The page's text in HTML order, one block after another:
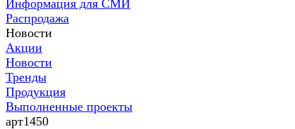
Информация для СМИ
Распродажа
Новости
Акции
Новости
Тренды
Продукция
Выполненные проекты
арт1450